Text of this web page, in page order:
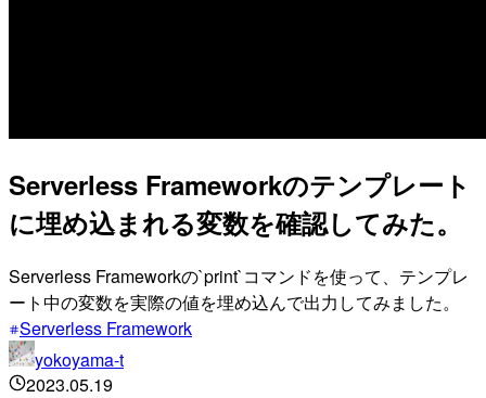
Serverless Frameworkのテンプレート
に埋め込まれる変数を確認してみた。
Serverless Frameworkの`print`コマンドを使って、テンプレ
ート中の変数を実際の値を埋め込んで出力してみました。
Serverless Framework
yokoyama-t
2023.05.19